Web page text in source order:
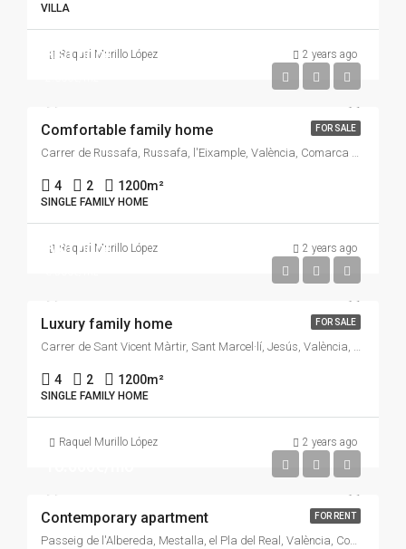
VILLA
Raquel Murillo López 2 years ago
FOR SALE
550.000€
Comfortable family home
Carrer de Russafa, Russafa, l'Eixample, València, Comarca de València, València / Valencia, Comunitat Valenciana, 46004, España
4 2 1200m²
SINGLE FAMILY HOME
Raquel Murillo López 2 years ago
FOR SALE
670.000€
Luxury family home
Carrer de Sant Vicent Màrtir, Sant Marcel·lí, Jesús, València, Comarca de València, València / Valencia, Comunitat Valenciana, 46017, España
4 2 1200m²
SINGLE FAMILY HOME
Raquel Murillo López 2 years ago
FOR RENT
Contemporary apartment
Passeig de l'Albereda, Mestalla, el Pla del Real, València, Comarca de València, València / Valencia, Comunitat Valenciana, 46005, España